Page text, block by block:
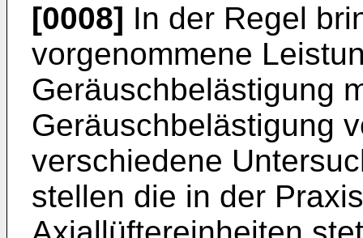
[0008] In der Regel
vorgenommene
Geräuschbelästigung
Geräuschbelästigung
verschiedene
stellen die in der